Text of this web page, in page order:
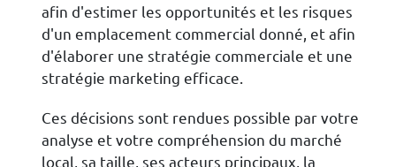
afin d'estimer les opportunités et les risques
d'un emplacement commercial donné, et afin
d'élaborer une stratégie commerciale et une
stratégie marketing efficace.
Ces décisions sont rendues possible par votre
analyse et votre compréhension du marché
local, sa taille, ses acteurs principaux, la